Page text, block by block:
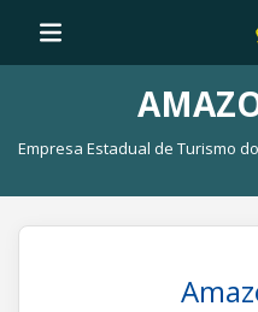
Empresa Estadual de Turismo